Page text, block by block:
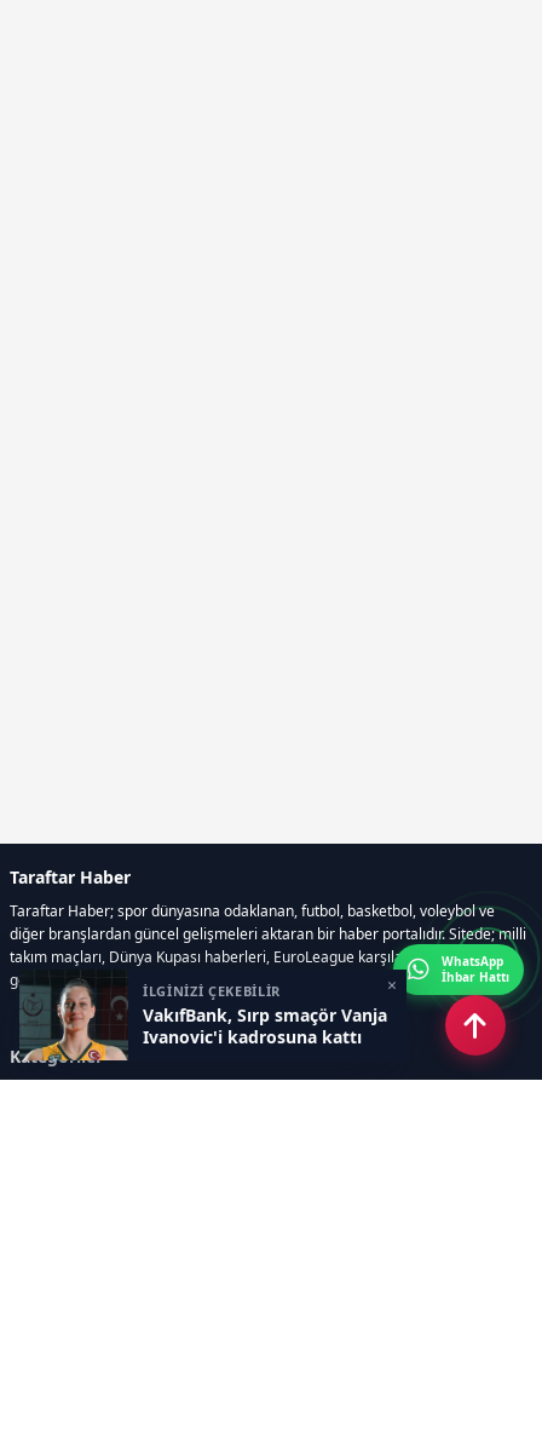
İLGİNİZİ ÇEKEBİLİR
VakıfBank, Sırp smaçör Vanja
Ivanovic'i kadrosuna kattı
×
Taraftar Haber
Taraftar Haber; spor dünyasına odaklanan, futbol, basketbol, voleybol ve
diğer branşlardan güncel gelişmeleri aktaran bir haber portalıdır. Sitede; milli
takım maçları, Dünya Kupası haberleri, EuroLeague karşılaşmaları, transfer
gelişmeleri, sporcuların biyografileri, anketler yer almaktadır.
Kategoriler
WhatsApp
İhbar Hattı